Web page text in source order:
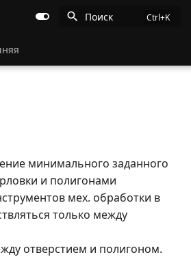
Поиск
минимального заданного
и полигонами
мех. обработки в
только между
отверстием и полигоном.